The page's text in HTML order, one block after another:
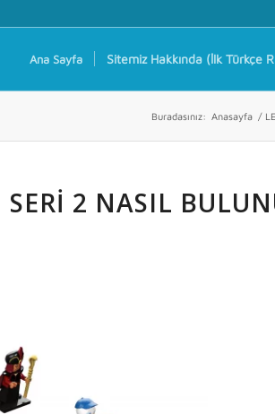
Ana Sayfa Sitemiz Hakkında (İlk Türkçe
Buradasınız: Anasayfa /
2 NASIL